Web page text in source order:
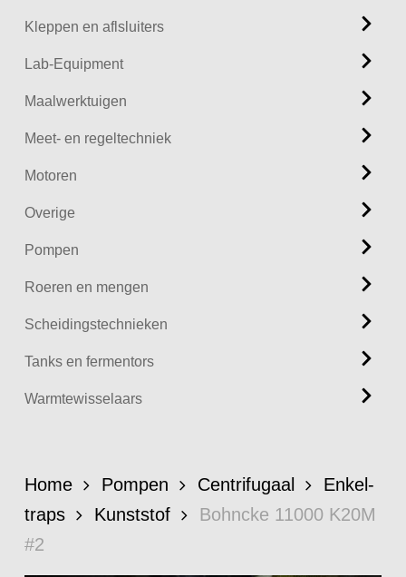
Kleppen en aflsluiters
Lab-Equipment
Maalwerktuigen
Meet- en regeltechniek
Motoren
Overige
Pompen
Roeren en mengen
Scheidingstechnieken
Tanks en fermentors
Warmtewisselaars
Home Pompen Centrifugaal
Enkel-
traps
Kunststof
Bohncke 11000 K20M
#2